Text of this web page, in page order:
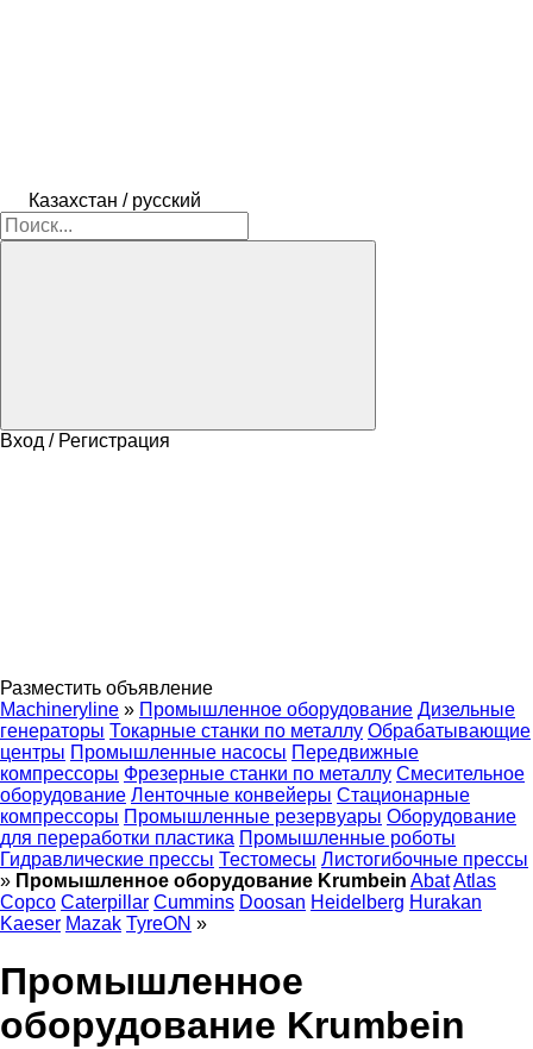
Казахстан / русский
Вход / Регистрация
Разместить объявление
Machineryline » Промышленное оборудование Дизельные
генераторы Токарные станки по металлу Обрабатывающие
центры Промышленные насосы Передвижные
компрессоры Фрезерные станки по металлу Смесительное
оборудование Ленточные конвейеры Стационарные
компрессоры Промышленные резервуары Оборудование
для переработки пластика Промышленные роботы
Гидравлические прессы Тестомесы Листогибочные прессы
» Промышленное оборудование Krumbein AbatAtlas
Copco Caterpillar Cummins Doosan Heidelberg Hurakan
Kaeser Mazak TyreON »
Промышленное
оборудование Krumbein